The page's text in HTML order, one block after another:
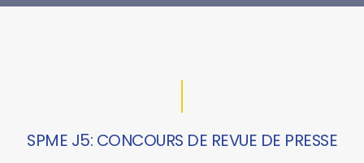
SPME J5: CONCOURS DE REVUE DE PRESSE